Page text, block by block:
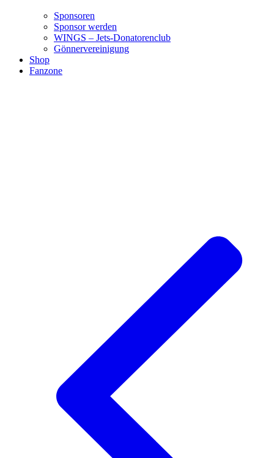
Sponsoren
Sponsor werden
WINGS – Jets-Donatorenclub
Gönnervereinigung
Shop
Fanzone